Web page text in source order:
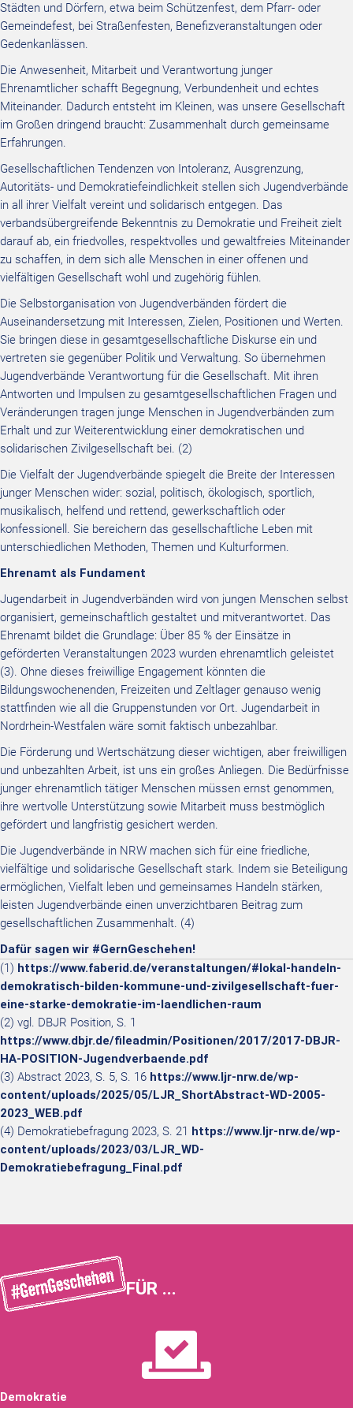
Städten und Dörfern, etwa beim Schützenfest, dem Pfarr- oder
Gemeindefest, bei Straßenfesten, Benefizveranstaltungen oder
Gedenkanlässen.
Die Anwesenheit, Mitarbeit und Verantwortung junger
Ehrenamtlicher schafft Begegnung, Verbundenheit und echtes
Miteinander. Dadurch entsteht im Kleinen, was unsere Gesellschaft
im Großen dringend braucht: Zusammenhalt durch gemeinsame
Erfahrungen.
Gesellschaftlichen Tendenzen von Intoleranz, Ausgrenzung,
Autoritäts- und Demokratiefeindlichkeit stellen sich Jugendverbände
in all ihrer Vielfalt vereint und solidarisch entgegen. Das
verbandsübergreifende Bekenntnis zu Demokratie und Freiheit zielt
darauf ab, ein friedvolles, respektvolles und gewaltfreies Miteinander
zu schaffen, in dem sich alle Menschen in einer offenen und
vielfältigen Gesellschaft wohl und zugehörig fühlen.
Die Selbstorganisation von Jugendverbänden fördert die
Auseinandersetzung mit Interessen, Zielen, Positionen und Werten.
Sie bringen diese in gesamtgesellschaftliche Diskurse ein und
vertreten sie gegenüber Politik und Verwaltung. So übernehmen
Jugendverbände Verantwortung für die Gesellschaft. Mit ihren
Antworten und Impulsen zu gesamtgesellschaftlichen Fragen und
Veränderungen tragen junge Menschen in Jugendverbänden zum
Erhalt und zur Weiterentwicklung einer demokratischen und
solidarischen Zivilgesellschaft bei. (2)
Die Vielfalt der Jugendverbände spiegelt die Breite der Interessen
junger Menschen wider: sozial, politisch, ökologisch, sportlich,
musikalisch, helfend und rettend, gewerkschaftlich oder
konfessionell. Sie bereichern das gesellschaftliche Leben mit
unterschiedlichen Methoden, Themen und Kulturformen.
Ehrenamt als Fundament
Jugendarbeit in Jugendverbänden wird von jungen Menschen selbst
organisiert, gemeinschaftlich gestaltet und mitverantwortet. Das
Ehrenamt bildet die Grundlage: Über 85 % der Einsätze in
geförderten Veranstaltungen 2023 wurden ehrenamtlich geleistet
(3). Ohne dieses freiwillige Engagement könnten die
Bildungswochenenden, Freizeiten und Zeltlager genauso wenig
stattfinden wie all die Gruppenstunden vor Ort. Jugendarbeit in
Nordrhein-Westfalen wäre somit faktisch unbezahlbar.
Die Förderung und Wertschätzung dieser wichtigen, aber freiwilligen
und unbezahlten Arbeit, ist uns ein großes Anliegen. Die Bedürfnisse
junger ehrenamtlich tätiger Menschen müssen ernst genommen,
ihre wertvolle Unterstützung sowie Mitarbeit muss bestmöglich
gefördert und langfristig gesichert werden.
Die Jugendverbände in NRW machen sich für eine friedliche,
vielfältige und solidarische Gesellschaft stark. Indem sie Beteiligung
ermöglichen, Vielfalt leben und gemeinsames Handeln stärken,
leisten Jugendverbände einen unverzichtbaren Beitrag zum
gesellschaftlichen Zusammenhalt. (4)
Dafür sagen wir #GernGeschehen!
(1) https://www.faberid.de/veranstaltungen/#lokal-handeln-
demokratisch-bilden-kommune-und-zivilgesellschaft-fuer-
eine-starke-demokratie-im-laendlichen-raum
(2) vgl. DBJR Position, S. 1
https://www.dbjr.de/fileadmin/Positionen/2017/2017-DBJR-
HA-POSITION-Jugendverbaende.pdf
(3) Abstract 2023, S. 5, S. 16 https://www.ljr-nrw.de/wp-
content/uploads/2025/05/LJR_ShortAbstract-WD-2005-
2023_WEB.pdf
(4) Demokratiebefragung 2023, S. 21
https://www.ljr-nrw.de/wp-
content/uploads/2023/03/LJR_WD-
Demokratiebefragung_Final.pdf
FÜR ...
Demokratie